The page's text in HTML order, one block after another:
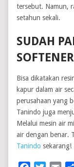
tersebut. Namun,
setahun sekali.
SUDAH
Bisa dikatakan
kapur dalam air
perusahaan yang
Tanindo juga
Melalui mesin air
air dengan benar.
Tanindo sekarang!